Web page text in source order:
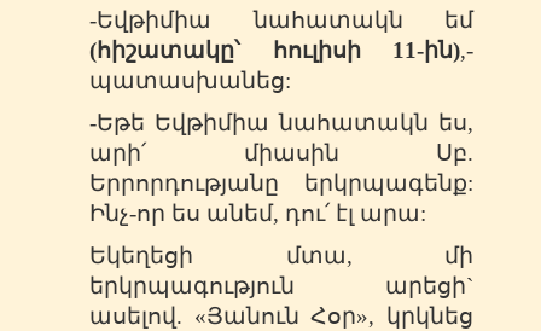
-Եվթիմիա նահատակն եմ
(հիշատակը՝ հուլիսի 11-ին),-
պատասխանեց:
-Եթե Եվթիմիա նահատակն ես,
արի՛ միասին Սբ.
Երրորդությանը երկրպագենք:
Ինչ-որ ես անեմ, դու՛ էլ արա:
Եկեղեցի մտա, մի
երկրպագություն արեցի`
ասելով. «Յանուն Հօր», կրկնեց